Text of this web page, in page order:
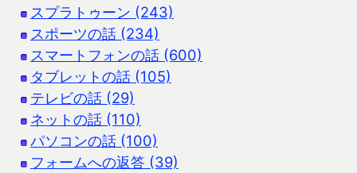
スプラトゥーン (243)
スポーツの話 (234)
スマートフォンの話 (600)
タブレットの話 (105)
テレビの話 (29)
ネットの話 (110)
パソコンの話 (100)
フォームへの返答 (39)